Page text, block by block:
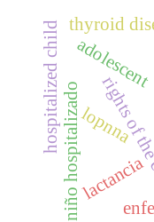
rights
adolescent
lopnna
niño hospitalizado
hospitalized child
lactancia
thyroid